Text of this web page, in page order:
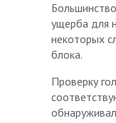
ущерба для
некоторых
блока.
Проверку